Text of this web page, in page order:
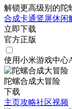
解锁更高级别的陀
合成卡通竖屏休闲
立即下载
官方正版
使用小米游戏中心
陀螺合成大冒险
下载
主页攻略社区视频